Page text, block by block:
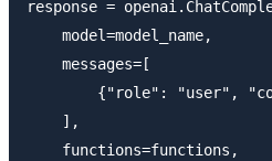
response =
    model=model_name,
    messages=[
{"role": "user",
    ],
    functions=functions,